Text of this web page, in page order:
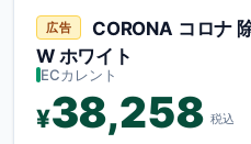
広告
CORONA コロナ
W ホワイト
ECカレント
¥38,258 税込
販売プラットフォーム
Yahoo!ショッピング
販売店
ECカレント